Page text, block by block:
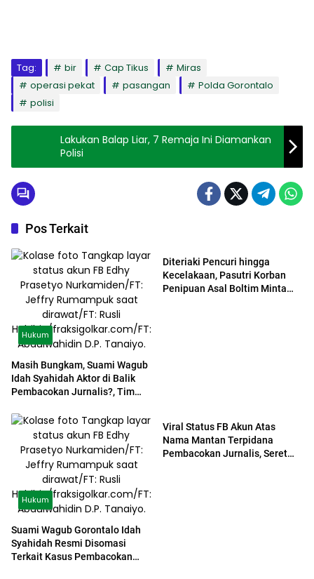
Tag: bir Cap Tikus
Miras
operasi pekat
pasangan
Polda Gorontalo
polisi
Lakukan Balap Liar, 7 Remaja Ini Diamankan
Polisi
Pos Terkait
Hukum
Masih Bungkam, Suami Wagub
Idah Syahidah Aktor di Balik
Pembacokan Jurnalis?, Tim
Diteriaki Pencuri hingga
Kecelakaan, Pasutri Korban
Penipuan Asal Boltim Minta
Hukum
Suami Wagub Gorontalo Idah
Syahidah Resmi Disomasi
Terkait Kasus Pembacokan
Viral Status FB Akun Atas
Nama Mantan Terpidana
Pembacokan Jurnalis, Seret
PERISTIWA